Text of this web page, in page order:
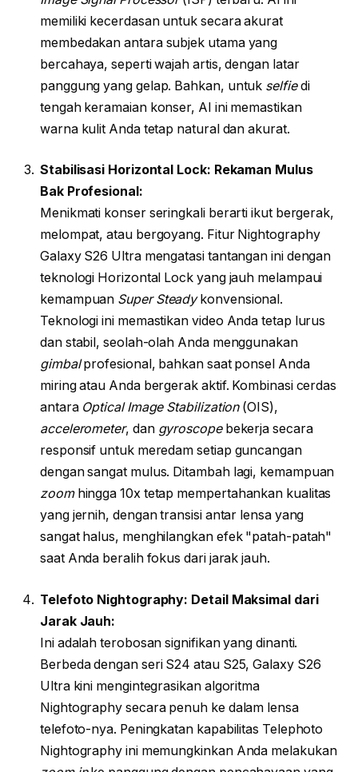
memiliki kecerdasan untuk secara akurat
membedakan antara subjek utama yang
bercahaya, seperti wajah artis, dengan latar
panggung yang gelap. Bahkan, untuk selfiedi
tengah keramaian konser, AI ini memastikan
warna kulit Anda tetap natural dan akurat.
Stabilisasi Horizontal Lock: Rekaman Mulus
Bak Profesional:
Menikmati konser seringkali berarti ikut bergerak,
melompat, atau bergoyang. Fitur Nightography
Galaxy S26 Ultra mengatasi tantangan ini dengan
teknologi Horizontal Lock yang jauh melampaui
kemampuan Super Steadykonvensional.
Teknologi ini memastikan video Anda tetap lurus
dan stabil, seolah-olah Anda menggunakan
gimbalprofesional, bahkan saat ponsel Anda
miring atau Anda bergerak aktif. Kombinasi cerdas
antara Optical Image Stabilization(OIS),
accelerometer, dan gyroscopebekerja secara
responsif untuk meredam setiap guncangan
dengan sangat mulus. Ditambah lagi, kemampuan
zoomhingga 10x tetap mempertahankan kualitas
yang jernih, dengan transisi antar lensa yang
sangat halus, menghilangkan efek "patah-patah"
saat Anda beralih fokus dari jarak jauh.
Telefoto Nightography: Detail Maksimal dari
Jarak Jauh:
Ini adalah terobosan signifikan yang dinanti.
Berbeda dengan seri S24 atau S25, Galaxy S26
Ultra kini mengintegrasikan algoritma
Nightography secara penuh ke dalam lensa
telefoto-nya. Peningkatan kapabilitas Telephoto
Nightography ini memungkinkan Anda melakukan